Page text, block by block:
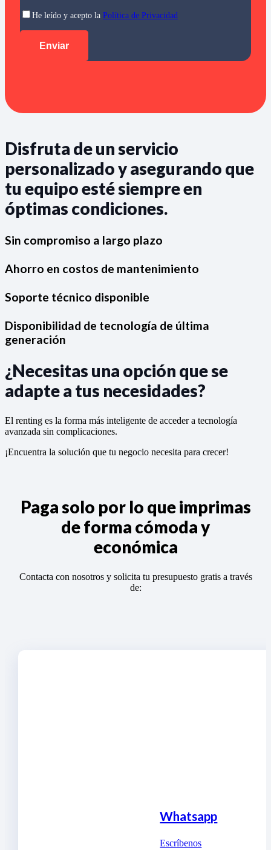
He leído y acepto la Política de Privacidad
Disfruta de un servicio
personalizado y asegurando que
tu equipo esté siempre en
óptimas condiciones.
Sin compromiso a largo plazo
Ahorro en costos de mantenimiento
Soporte técnico disponible
Disponibilidad de tecnología de última
generación
¿Necesitas una opción que se
adapte a tus necesidades?
El renting es la forma más inteligente de acceder a tecnología
avanzada sin complicaciones.
¡Encuentra la solución que tu negocio necesita para crecer!
Paga solo por lo que imprimas
de forma cómoda y
económica
Contacta con nosotros y solicita tu presupuesto gratis a través
de:
Whatsapp
Escríbenos